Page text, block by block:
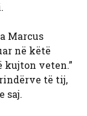
Marcus
në këtë
kujton veten.”
të tij,
saj.